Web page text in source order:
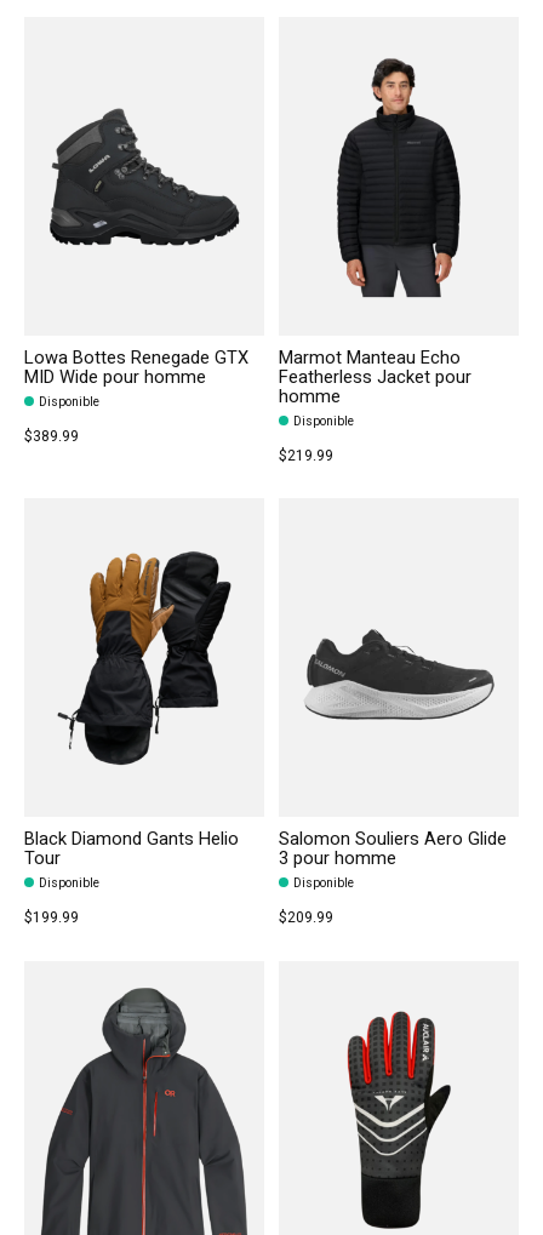
Lowa Bottes Renegade GTX
MID Wide pour homme
Disponible
$389.99
Marmot Manteau Echo
Featherless Jacket pour
homme
Disponible
$219.99
Black Diamond Gants Helio
Tour
Disponible
$199.99
Salomon Souliers Aero Glide
3 pour homme
Disponible
$209.99